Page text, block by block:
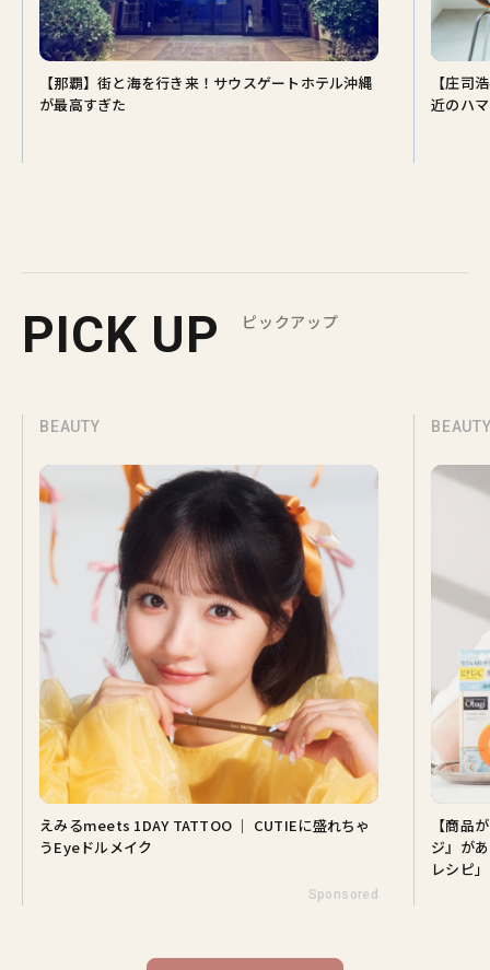
【那覇】街と海を行き来！サウスゲートホテル沖縄
が最高すぎた
【庄司
近のハ
PICK UP ピックアップ
BEAUTY
えみるmeets 1DAY TATTOO ｜ CUTIEに盛れちゃ
うEyeドルメイク
Sponsored
【商品
ジ』が
レシピ」